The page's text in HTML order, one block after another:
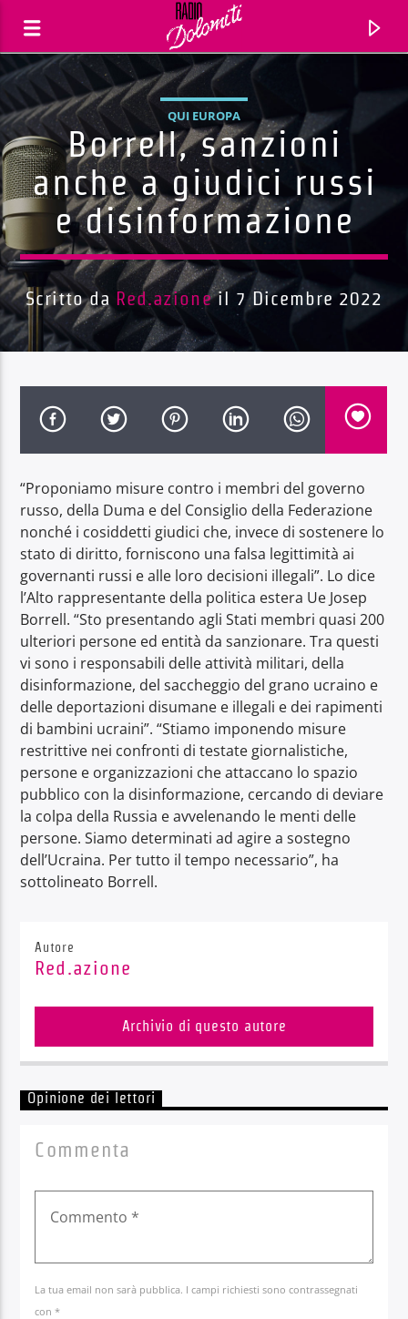
Traccia corrente
Radio Dolomiti
QUI EUROPA
Borrell, sanzioni
anche a giudici russi
e disinformazione
Scritto da Red.azioneil 7 Dicembre 2022
“Proponiamo misure contro i membri del governo
russo, della Duma e del Consiglio della Federazione
nonché i cosiddetti giudici che, invece di sostenere lo
stato di diritto, forniscono una falsa legittimità ai
governanti russi e alle loro decisioni illegali”. Lo dice
l’Alto rappresentante della politica estera Ue Josep
Borrell. “Sto presentando agli Stati membri quasi 200
ulteriori persone ed entità da sanzionare. Tra questi
vi sono i responsabili delle attività militari, della
disinformazione, del saccheggio del grano ucraino e
delle deportazioni disumane e illegali e dei rapimenti
di bambini ucraini”. “Stiamo imponendo misure
restrittive nei confronti di testate giornalistiche,
persone e organizzazioni che attaccano lo spazio
pubblico con la disinformazione, cercando di deviare
la colpa della Russia e avvelenando le menti delle
persone. Siamo determinati ad agire a sostegno
dell’Ucraina. Per tutto il tempo necessario”, ha
sottolineato Borrell.
Autore
Red.azione
Archivio di questo autore
Opinione dei lettori
Commenta
La tua email non sarà pubblica. I campi richiesti sono contrassegnati
con *